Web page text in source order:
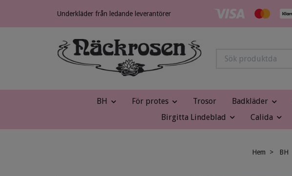
Underkläder från ledande leverantörer
BH För protes Trosor Badkläder
Birgitta Lindeblad
Calida
Hem BH